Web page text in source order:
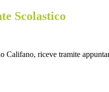
Scolastico
riceve tramite